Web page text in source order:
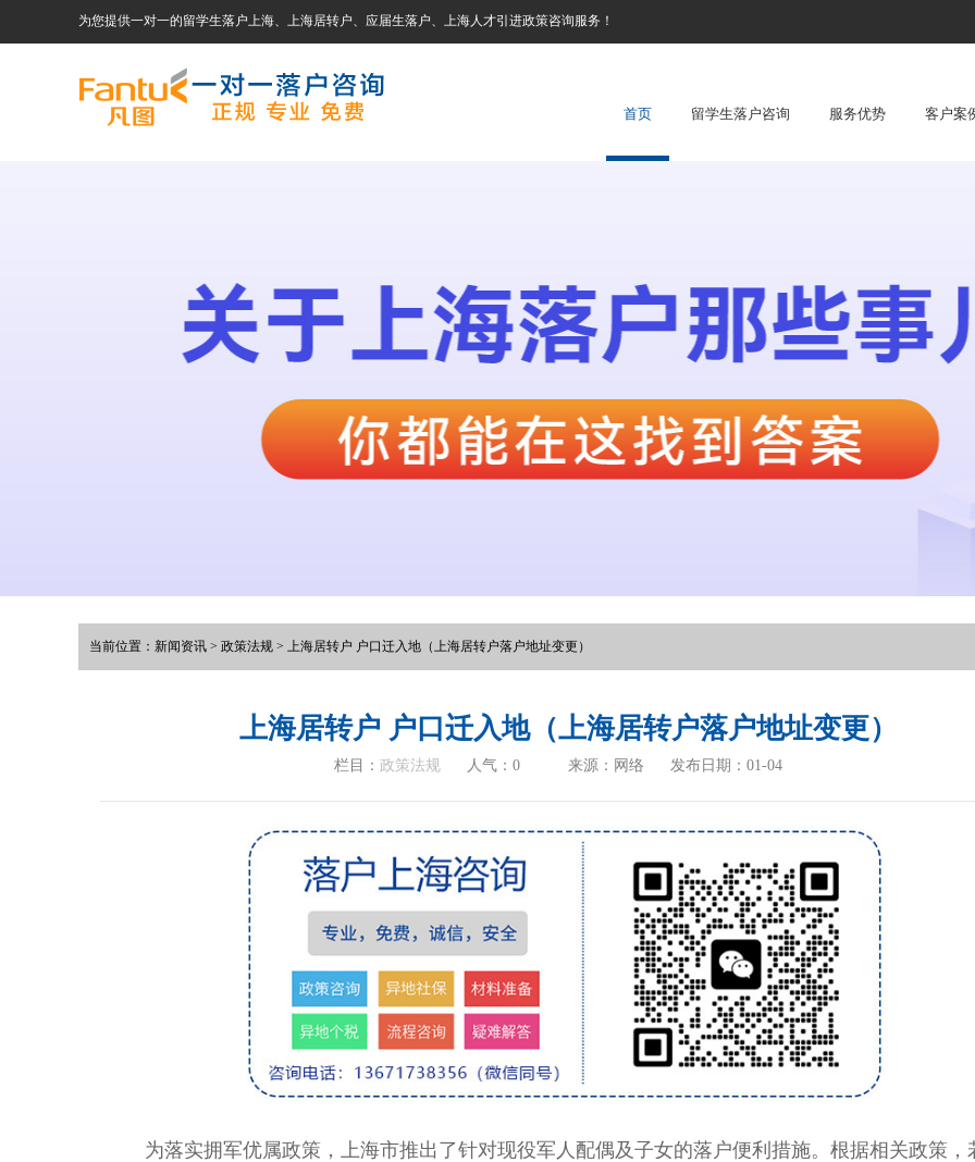
为您提供一对一的留学生落户上海、上海居转户、应届生落户、上海人才引进政策咨询服务！
首页 留学生落户咨询 服务优势 客户案
当前位置： 新闻资讯 > 政策法规 > 上海居转户 户口迁入地（上海居转户落户地址变更）
上海居转户 户口迁入地（上海居转户落户地址变更）
栏目： 政策法规 人气： 0 来源：网络 发布日期：01-04
为落实拥军优属政策，上海市推出了针对现役军人配偶及子女的落户便利措施。根据相关政策，